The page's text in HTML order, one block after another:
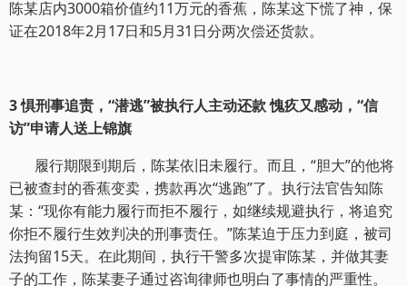
陈某店内3000箱价值约11万元的香蕉，陈某这下慌了神，保
证在2018年2月17日和5月31日分两次偿还货款。
3 惧刑事追责，“潜逃”被执行人主动还款 愧疚又感动，“信
访”申请人送上锦旗
履行期限到期后，陈某依旧未履行。而且，“胆大”的他将
已被查封的香蕉变卖，携款再次“逃跑”了。执行法官告知陈
某：“现你有能力履行而拒不履行，如继续规避执行，将追究
你拒不履行生效判决的刑事责任。”陈某迫于压力到庭，被司
法拘留15天。在此期间，执行干警多次提审陈某，并做其妻
子的工作，陈某妻子通过咨询律师也明白了事情的严重性。